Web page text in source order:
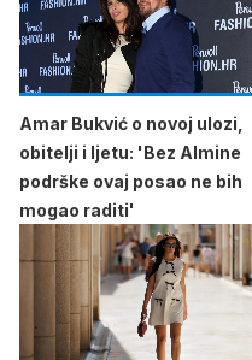
Amar Bukvić o novoj ulozi,
obitelji i ljetu: 'Bez Almine
podrške ovaj posao ne bih
mogao raditi'